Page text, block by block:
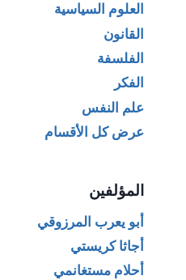
العلوم السياسية
القانون
الفلسفة
الفكر
علم النفس
عرض كل الأقسام
المؤلفين
أبو يعرب المرزوقي
أجاثا كريستي
أحلام مستغانمي